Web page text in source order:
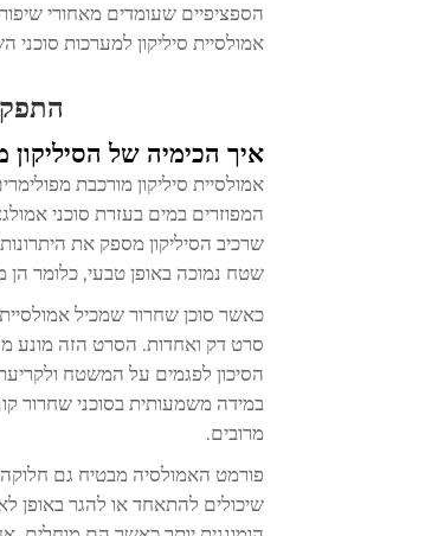
הספציפיים שעומדים מאחורי
אמולסיית סיליקון למערכות סוכני
איך הכימיה של
המפוזרים במים בעזרת סוכני
שרכיב הסיליקון מספק את
שטח נמוכה באופן טבעי, כלומר הן
כאשר סוכן שחרור שמכיל
סרט דק ואחדות. הסרט הזה מונע
הסיכון לפגמים על המשטח
מרובים.
פורמט האמולסיה מבטיח גם חלוקה
שיכולים להתאחד או להגר באופן